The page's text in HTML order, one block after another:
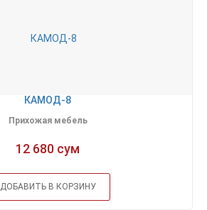
КАМОД-8
Прихожая мебель
12 680 сум
ДОБАВИТЬ В КОРЗИНУ